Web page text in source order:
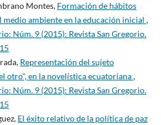
Montes, Formación de hábitos
medio ambiente en la educación inicial ,
Núm. 9 (2015): Revista San Gregorio.
Representación del sujeto
otro", en la novelística ecuatoriana,
Núm. 9 (2015): Revista San Gregorio.
El éxito relativo de la política de paz